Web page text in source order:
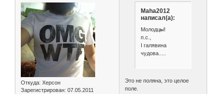
Откуда: Херсон
Зарегистрирован: 07.05.2011
Maha2012
написал(а):
Молодцьі!
п.с.,
І галявина
чудова.....
Это не поляна, это целое
поле.